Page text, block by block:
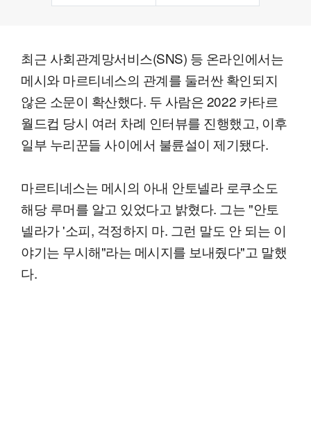
최근 사회관계망서비스(SNS) 등 온라인에서는
메시와 마르티네스의 관계를 둘러싼 확인되지
않은 소문이 확산했다. 두 사람은 2022 카타르
월드컵 당시 여러 차례 인터뷰를 진행했고, 이후
일부 누리꾼들 사이에서 불륜설이 제기됐다.
마르티네스는 메시의 아내 안토넬라 로쿠소도
해당 루머를 알고 있었다고 밝혔다. 그는 "안토
넬라가 '소피, 걱정하지 마. 그런 말도 안 되는 이
야기는 무시해"라는 메시지를 보내줬다"고 말했
다.